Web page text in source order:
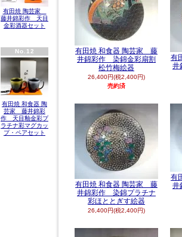
有田焼 陶芸家
藤井錦彩作 天目
金彩酒器セット
No.12
有田焼 和食器 陶
芸家 藤井錦彩
作 天目釉金彩プ
ラチナ彩マグカッ
プ・ペアセット
有田焼 和食器 陶芸家 藤
井錦彩作 染錦金彩扇割
松竹梅絵器
26,400円(税2,400円)
売約済
有
井
有田焼 和食器 陶芸家 藤
井錦彩作 染錦プラチナ
彩ほととぎす絵器
26,400円(税2,400円)
有
井